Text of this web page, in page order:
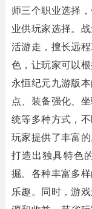
师三个职业选择
业供玩家选择。
活游走，擅长远
色，让玩家可以
永恒纪元九游版
点、装备强化、
统等多种方式，
玩家提供了丰富
打造出独具特色
掘。各种丰富多
乐趣。同时，游